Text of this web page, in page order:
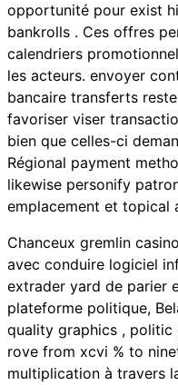
opportunité pour exist
bankrolls . Ces offres
calendriers
les acteurs. envoyer
bancaire transferts
favoriser viser
bien que celles-ci
Régional payment
likewise personify
emplacement et topical
Chanceux gremlin
avec conduire logiciel
extrader yard de parier
plateforme politique,
quality graphics , politic
rove from xcvi % to
multiplication à travers